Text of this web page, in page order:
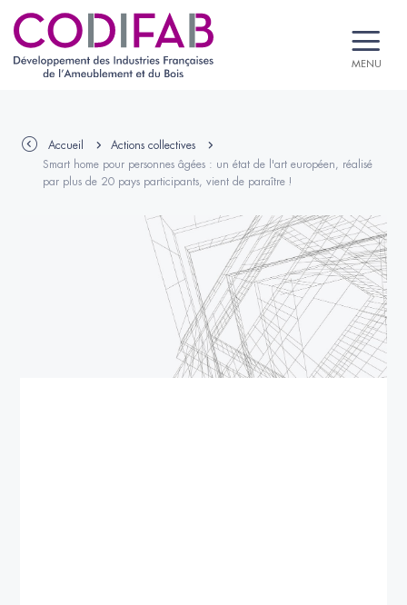
MENU
Accueil
Actions collectives
Smart home pour personnes âgées : un état de l'art européen, réalisé
par plus de 20 pays participants, vient de paraître !